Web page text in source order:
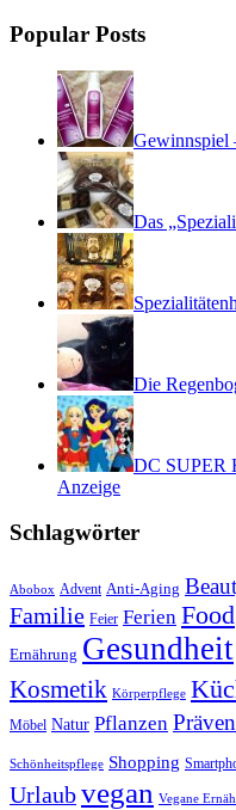
Popular Posts
Das
Die
DC SUPER
Anzeige
Schlagwörter
Abobox Advent Anti-Aging
Familie Feier Ferien Food
Ernährung Gesundheit
Kosmetik Körperpflege
Möbel Natur Pflanzen
Schönheitspflege Shopping
Urlaubvegan Vegane